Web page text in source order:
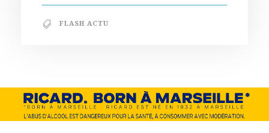
FLASH ACTU